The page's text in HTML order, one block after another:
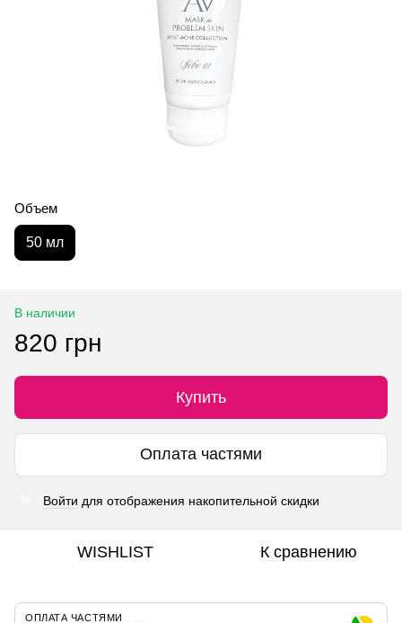
Объем
50 мл
В наличии
820 грн
Купить
Оплата частями
Войти для отображения накопительной скидки
WISHLIST К сравнению
ОПЛАТА ЧАСТЯМИ